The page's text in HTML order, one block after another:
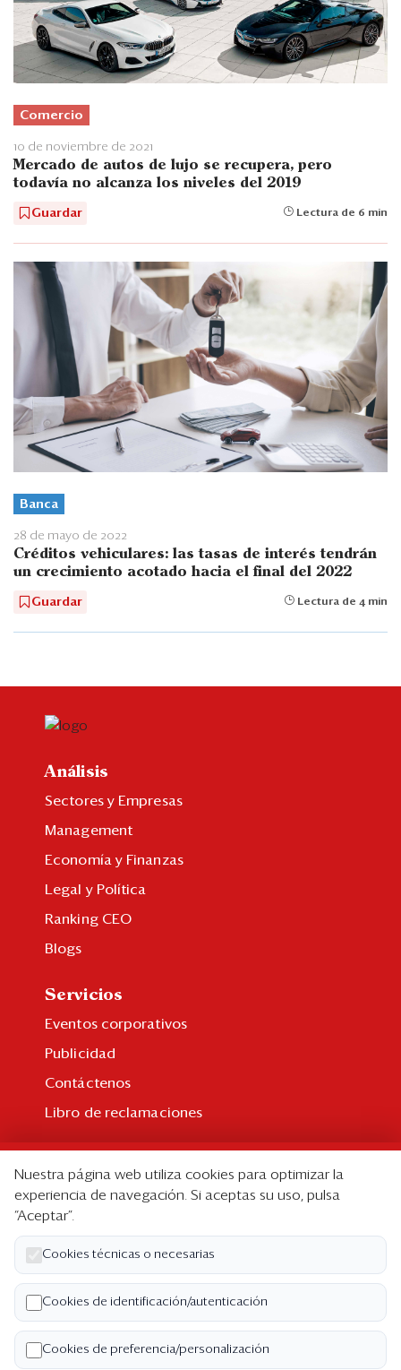
Comercio
10 de noviembre de 2021
Mercado de autos de lujo se recupera, pero
todavía no alcanza los niveles del 2019
Guardar Lectura de 6 min
Banca
28 de mayo de 2022
Créditos vehiculares: las tasas de interés tendrán
un crecimiento acotado hacia el final del 2022
Guardar Lectura de 4 min
Análisis
Sectores y Empresas
Management
Economía y Finanzas
Legal y Política
Ranking CEO
Blogs
Servicios
Eventos corporativos
Publicidad
Contáctenos
Libro de reclamaciones
Suscripción individual
Paquetes corporativos
Edición Impresa
Nosotros
Quiénes somos
Código de ética
Nuestra página web utiliza cookies para optimizar la
experiencia de navegación. Si aceptas su uso, pulsa
“Aceptar”.
Cookies técnicas o necesarias
Cookies de identificación/autenticación
Cookies de preferencia/personalización